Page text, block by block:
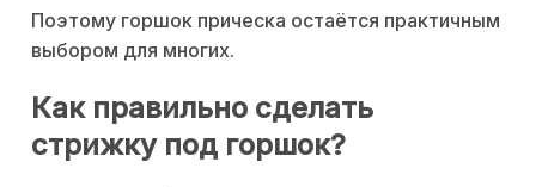
Поэтому горшок прическа остаётся практичным
выбором для многих.
Как правильно сделать
стрижку под горшок?